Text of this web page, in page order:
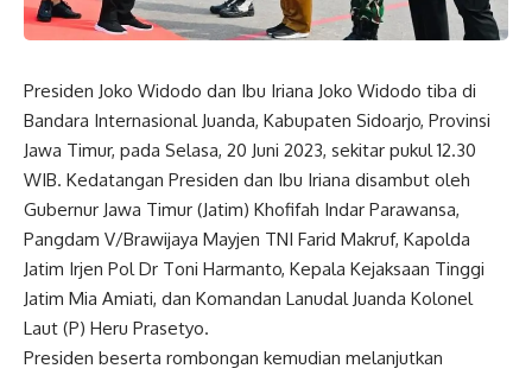
Presiden Joko Widodo dan Ibu Iriana Joko Widodo tiba di
Bandara Internasional Juanda, Kabupaten Sidoarjo, Provinsi
Jawa Timur, pada Selasa, 20 Juni 2023, sekitar pukul 12.30
WIB. Kedatangan Presiden dan Ibu Iriana disambut oleh
Gubernur Jawa Timur (Jatim) Khofifah Indar Parawansa,
Pangdam V/Brawijaya Mayjen TNI Farid Makruf, Kapolda
Jatim Irjen Pol Dr Toni Harmanto, Kepala Kejaksaan Tinggi
Jatim Mia Amiati, dan Komandan Lanudal Juanda Kolonel
Laut (P) Heru Prasetyo.
Presiden beserta rombongan kemudian melanjutkan